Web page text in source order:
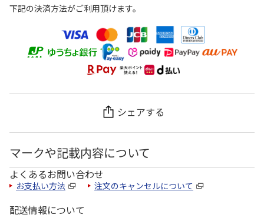
下記の決済方法がご利用頂けます。
シェアする
マークや記載内容について
よくあるお問い合わせ
お支払い方法 注文のキャンセルについて
配送情報について